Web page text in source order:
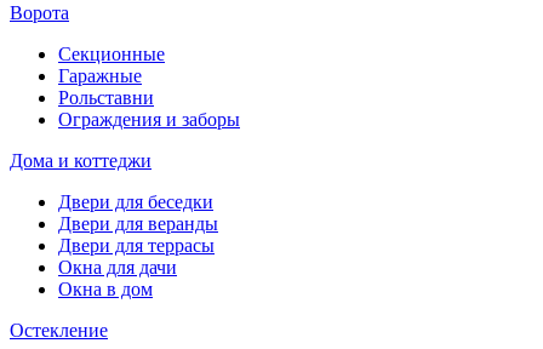
Ворота
Секционные
Гаражные
Рольставни
Ограждения и заборы
Дома и коттеджи
Двери для беседки
Двери для веранды
Двери для террасы
Окна для дачи
Окна в дом
Остекление